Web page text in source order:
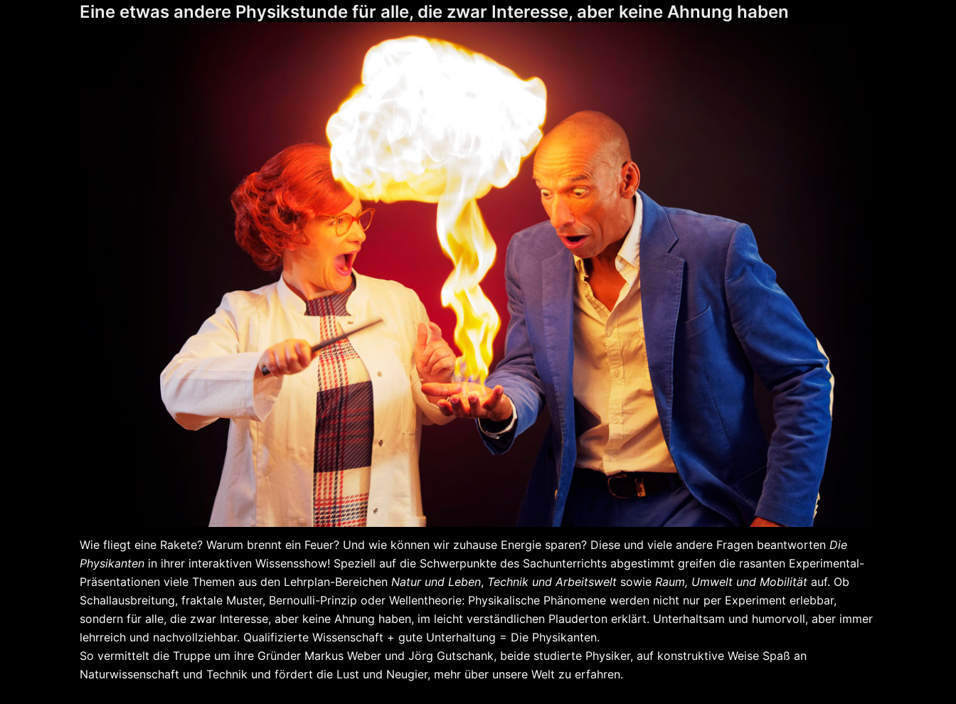
Eine etwas andere Physikstunde für alle, die zwar Interesse, aber keine Ahnung haben
Wie fliegt eine Rakete? Warum brennt ein Feuer? Und wie können wir zuhause Energie sparen? Diese und viele andere Fragen beantworten Die
Physikanten in ihrer interaktiven Wissensshow! Speziell auf die Schwerpunkte des Sachunterrichts abgestimmt greifen die rasanten Experimental-
Präsentationen viele Themen aus den Lehrplan-Bereichen Natur und Leben, Technik und Arbeitswelt sowie Raum, Umwelt und Mobilität auf. Ob
Schallausbreitung, fraktale Muster, Bernoulli-Prinzip oder Wellentheorie: Physikalische Phänomene werden nicht nur per Experiment erlebbar,
sondern für alle, die zwar Interesse, aber keine Ahnung haben, im leicht verständlichen Plauderton erklärt. Unterhaltsam und humorvoll, aber immer
lehrreich und nachvollziehbar. Qualifizierte Wissenschaft + gute Unterhaltung = Die Physikanten.
So vermittelt die Truppe um ihre Gründer Markus Weber und Jörg Gutschank, beide studierte Physiker, auf konstruktive Weise Spaß an
Naturwissenschaft und Technik und fördert die Lust und Neugier, mehr über unsere Welt zu erfahren.